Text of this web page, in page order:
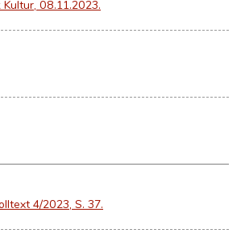
08.11.2023.
4/2023, S. 37.